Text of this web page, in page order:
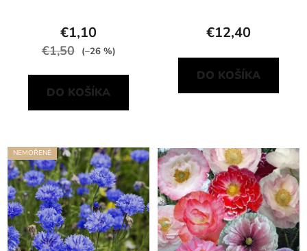
€1,10
€1,50 (–26 %)
DO KOŠÍKA
€12,40
DO KOŠÍKA
NEMOŘENÉ